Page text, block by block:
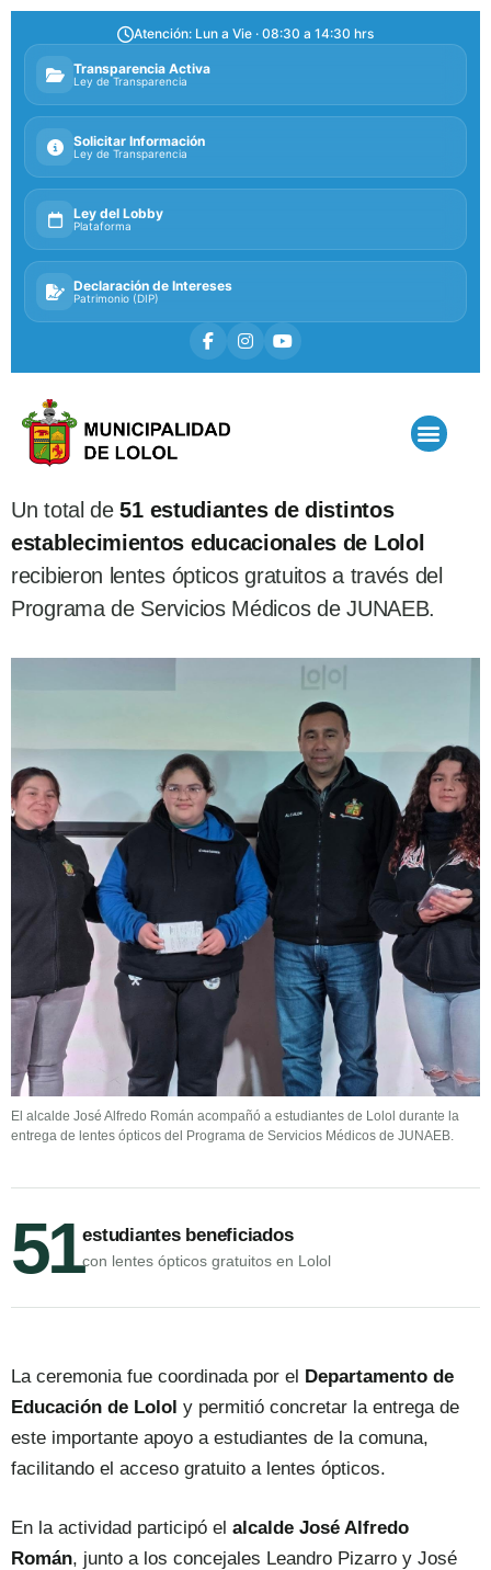
Atención: Lun a Vie · 08:30 a 14:30 hrs
Transparencia Activa
Ley de Transparencia
Solicitar Información
Ley de Transparencia
Ley del Lobby
Plataforma
Declaración de Intereses
Patrimonio (DIP)
Un total de51 estudiantes de distintos
establecimientos educacionales de Lolol
recibieron lentes ópticos gratuitos a través del
Programa de Servicios Médicos de JUNAEB.
El alcalde José Alfredo Román acompañó a estudiantes de Lolol durante la
entrega de lentes ópticos del Programa de Servicios Médicos de JUNAEB.
51estudiantes beneficiados
con lentes ópticos gratuitos en Lolol
La ceremonia fue coordinada por el Departamento de
Educación de Lolol y permitió concretar la entrega de
este importante apoyo a estudiantes de la comuna,
facilitando el acceso gratuito a lentes ópticos.
En la actividad participó el alcalde José Alfredo
Román, junto a los concejales Leandro Pizarro y José